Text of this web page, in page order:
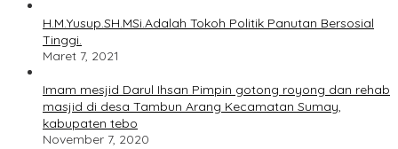
H.M.Yusup.SH.MSi.Adalah Tokoh Politik Panutan Bersosial
Tinggi.
Maret 7, 2021
Imam mesjid Darul Ihsan Pimpin gotong royong dan rehab
masjid di desa Tambun Arang Kecamatan Sumay,
kabupaten tebo
November 7, 2020